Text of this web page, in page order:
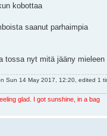
kobottaa
saanut parhaimpia
tossa nyt mitä jääny mieleen
Sun 14 May 2017, 12:20, edited 1
glad. I got sunshine, in a bag